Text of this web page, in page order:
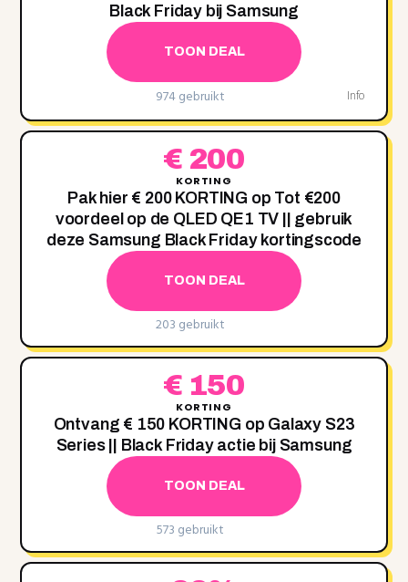
Black Friday bij Samsung
TOON DEAL
974 gebruikt Info
€ 200
KORTING
Pak hier € 200 KORTING op Tot €200
voordeel op de QLED QE1 TV || gebruik
deze Samsung Black Friday kortingscode
TOON DEAL
203 gebruikt
€ 150
KORTING
Ontvang € 150 KORTING op Galaxy S23
Series || Black Friday actie bij Samsung
TOON DEAL
573 gebruikt